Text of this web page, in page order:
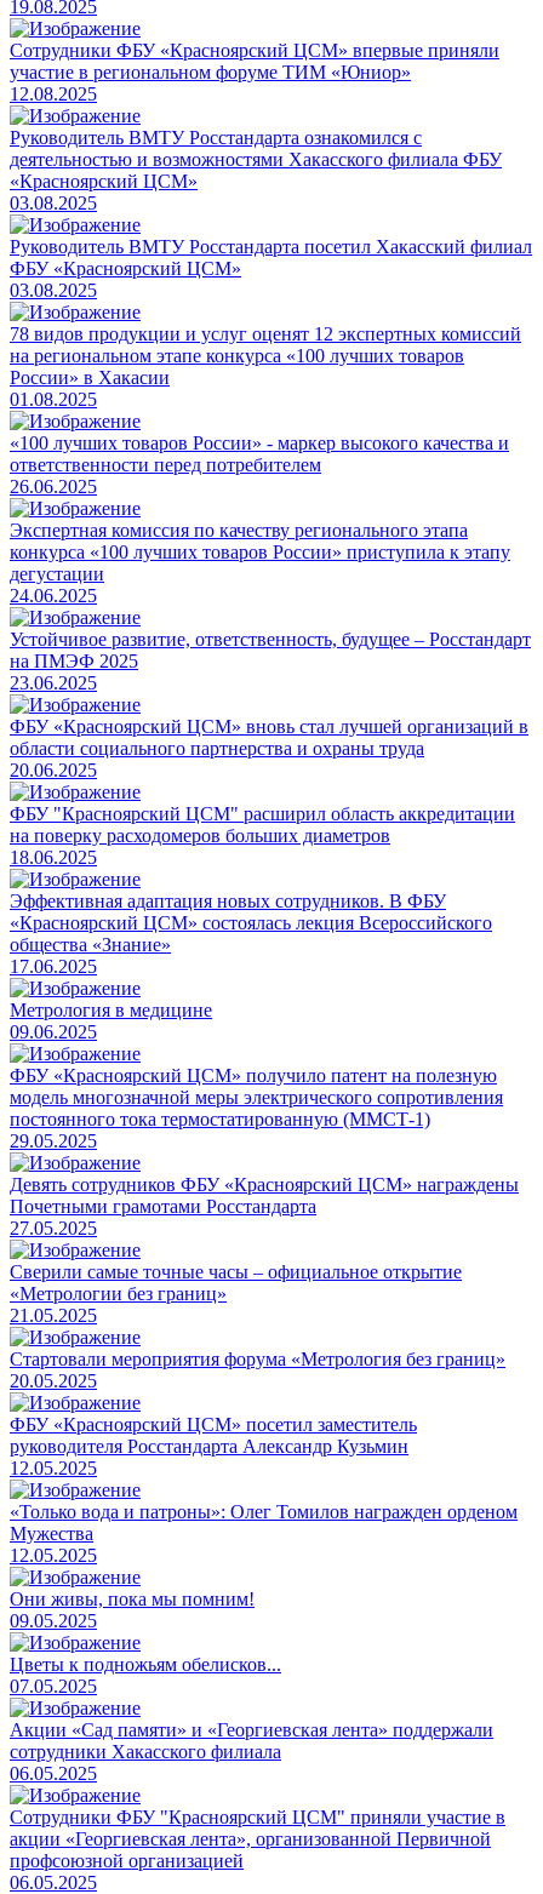
19.08.2025
Сотрудники ФБУ «Красноярский ЦСМ» впервые приняли
участие в региональном форуме ТИМ «Юниор»
12.08.2025
Руководитель ВМТУ Росстандарта ознакомился с
деятельностью и возможностями Хакасского филиала ФБУ
«Красноярский ЦСМ»
03.08.2025
Руководитель ВМТУ Росстандарта посетил Хакасский филиал
ФБУ «Красноярский ЦСМ»
03.08.2025
78 видов продукции и услуг оценят 12 экспертных комиссий
на региональном этапе конкурса «100 лучших товаров
России» в Хакасии
01.08.2025
«100 лучших товаров России» - маркер высокого качества и
ответственности перед потребителем
26.06.2025
Экспертная комиссия по качеству регионального этапа
конкурса «100 лучших товаров России» приступила к этапу
дегустации
24.06.2025
Устойчивое развитие, ответственность, будущее – Росстандарт
на ПМЭФ 2025
23.06.2025
ФБУ «Красноярский ЦСМ» вновь стал лучшей организаций в
области социального партнерства и охраны труда
20.06.2025
ФБУ "Красноярский ЦСМ" расширил область аккредитации
на поверку расходомеров больших диаметров
18.06.2025
Эффективная адаптация новых сотрудников. В ФБУ
«Красноярский ЦСМ» состоялась лекция Всероссийского
общества «Знание»
17.06.2025
Метрология в медицине
09.06.2025
ФБУ «Красноярский ЦСМ» получило патент на полезную
модель многозначной меры электрического сопротивления
постоянного тока термостатированную (ММСТ-1)
29.05.2025
Девять сотрудников ФБУ «Красноярский ЦСМ» награждены
Почетными грамотами Росстандарта
27.05.2025
Сверили самые точные часы – официальное открытие
«Метрологии без границ»
21.05.2025
Стартовали мероприятия форума «Метрология без границ»
20.05.2025
ФБУ «Красноярский ЦСМ» посетил заместитель
руководителя Росстандарта Александр Кузьмин
12.05.2025
«Только вода и патроны»: Олег Томилов награжден орденом
Мужества
12.05.2025
Они живы, пока мы помним!
09.05.2025
Цветы к подножьям обелисков...
07.05.2025
Акции «Сад памяти» и «Георгиевская лента» поддержали
сотрудники Хакасского филиала
06.05.2025
Сотрудники ФБУ "Красноярский ЦСМ" приняли участие в
акции «Георгиевская лента», организованной Первичной
профсоюзной организацией
06.05.2025